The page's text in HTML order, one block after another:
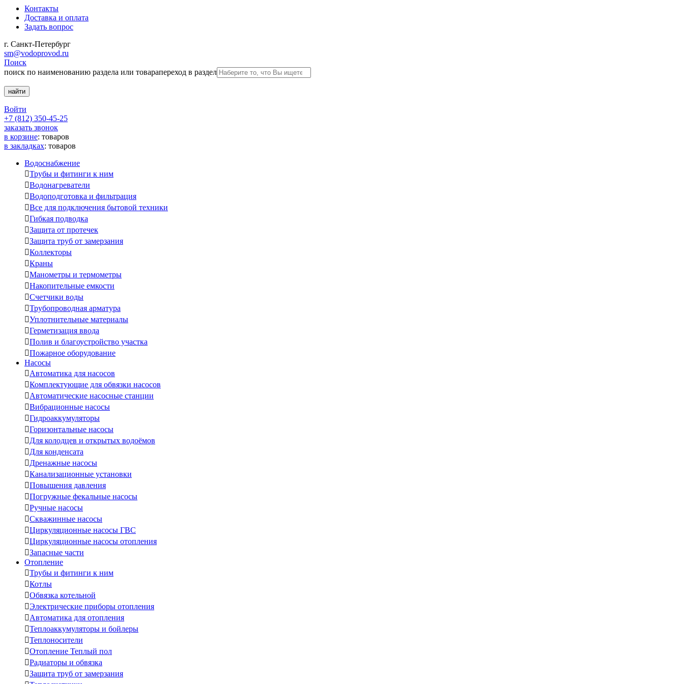
Контакты
Доставка и оплата
Задать вопрос
г. Санкт-Петербург
sm@vodoprovod.ru
Поиск
поиск по наименованию раздела или товарапереход в раздел
Войти
+7 (812) 350-45-25
заказать звонок
в корзине: товаров
в закладках: товаров
Водоснабжение
Трубы и фитинги к ним
Водонагреватели
Водоподготовка и фильтрация
Все для подключения бытовой техники
Гибкая подводка
Защита от протечек
Защита труб от замерзания
Коллекторы
Краны
Манометры и термометры
Накопительные емкости
Счетчики воды
Трубопроводная арматура
Уплотнительные материалы
Герметизация ввода
Полив и благоустройство участка
Пожарное оборудование
Насосы
Автоматика для насосов
Комплектующие для обвязки насосов
Автоматические насосные станции
Вибрационные насосы
Гидроаккумуляторы
Горизонтальные насосы
Для колодцев и открытых водоёмов
Для конденсата
Дренажные насосы
Канализационные установки
Повышения давления
Погружные фекальные насосы
Ручные насосы
Скважинные насосы
Циркуляционные насосы ГВС
Циркуляционные насосы отопления
Запасные части
Отопление
Трубы и фитинги к ним
Котлы
Обвязка котельной
Электрические приборы отопления
Автоматика для отопления
Теплоаккумуляторы и бойлеры
Теплоносители
Отопление Теплый пол
Радиаторы и обвязка
Защита труб от замерзания